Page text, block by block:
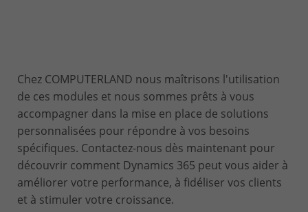
Chez COMPUTERLAND nous maîtrisons l'utilisation
de ces modules et nous sommes prêts à vous
accompagner dans la mise en place de solutions
personnalisées pour répondre à vos besoins
spécifiques. Contactez-nous dès maintenant pour
découvrir comment Dynamics 365 peut vous aider à
améliorer votre performance, à fidéliser vos clients
et à stimuler votre croissance.